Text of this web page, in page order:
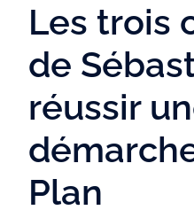
Les trois
de
réussir
Plan